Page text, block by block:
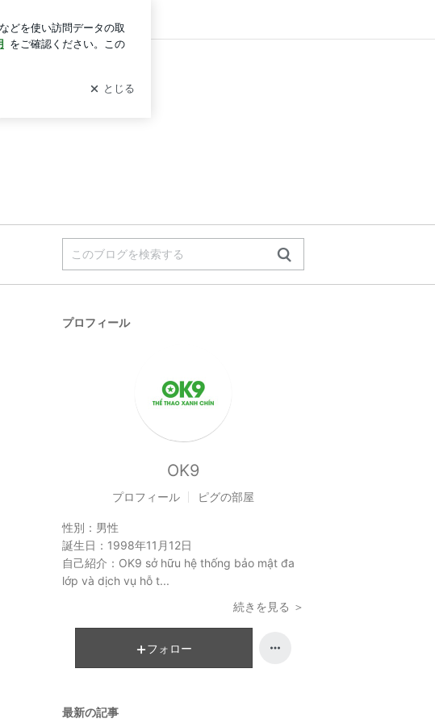
ログイン
プロフィール
OK9
プロフィール ピグの部屋
性別： 男性
誕生日： 1998年11月12日
自己紹介： OK9 sở hữu hệ thống bảo mật đa
lớp và dịch vụ hỗ t...
続きを見る ＞
フォロー
最新の記事